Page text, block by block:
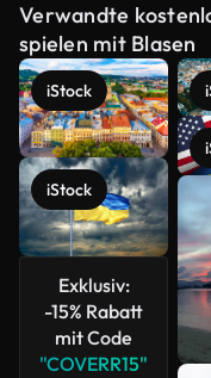
Verwandte
spielen mit Blasen
iStock
iStock
Exklusiv:
-15% Rabatt
mit Code
"COVERR15"